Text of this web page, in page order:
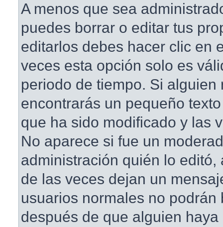
A menos que sea
puedes borrar o editar tus
editarlos debes hacer clic en
veces esta opción solo es
periodo de tiempo. Si alguien
encontrarás un pequeño
que ha sido modificado y las
No aparece si fue un
administración quién lo editó,
de las veces dejan un
usuarios normales no podrán
después de que alguien